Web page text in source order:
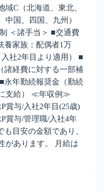
C（北海道、東北、
中国、四国、九州）
＜諸手当＞ ■交通費
養家族：配偶者1万
入社2年目より適用） ■
諸経費に対する一部補
永年勤続報奨金（勤続
支給） ≪年収例≫
賞与/入社2年目(25歳)
賞与/管理職/入社4年
も目安の金額であり、
があります。 月給は